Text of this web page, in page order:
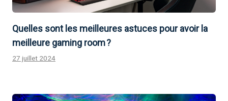
Quelles sont les meilleures astuces pour avoir la
meilleure gaming room ?
27 juillet 2024